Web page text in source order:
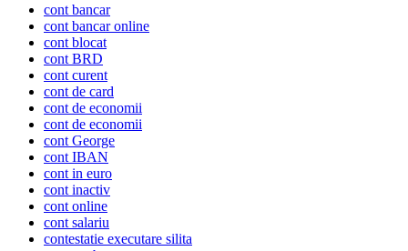
cont bancar
cont bancar online
cont blocat
cont BRD
cont curent
cont de card
cont de economii
cont de economii
cont George
cont IBAN
cont in euro
cont inactiv
cont online
cont salariu
contestatie executare silita